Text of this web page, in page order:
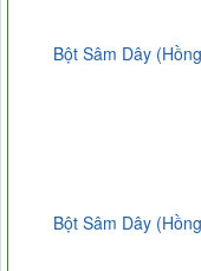
Bột Sâm Dây
Bột Sâm Dây